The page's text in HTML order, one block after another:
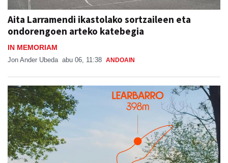
Aita Larramendi ikastolako sortzaileen eta
ondorengoen arteko katebegia
IN MEMORIAM
Jon Ander Ubeda abu 06, 11:38 ANDOAIN